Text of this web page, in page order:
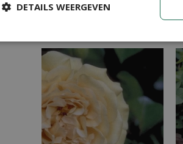
Heesterroos
DETAILS WEERGEVEN